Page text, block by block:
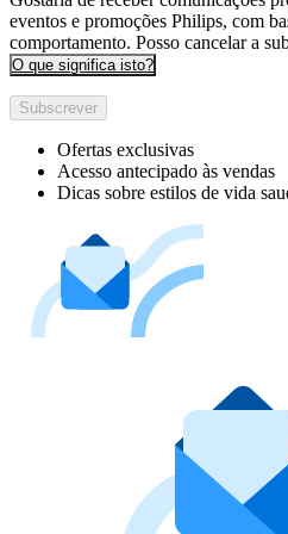
eventos e promoções Philips, com
comportamento. Posso cancelar a
O que significa isto?
Subscrever
Ofertas exclusivas
Acesso antecipado às vendas
Dicas sobre estilos de vida